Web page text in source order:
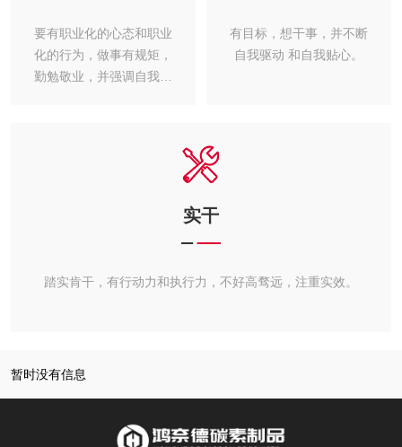
要有职业化的心态和职业
化的行为，做事有规矩，
勤勉敬业，并强调自我学
有目标，想干事，并不断
自我驱动 和自我贴心。
实干
踏实肯干，有行动力和执行力，不好高骛远，注重实效。
暂时没有信息